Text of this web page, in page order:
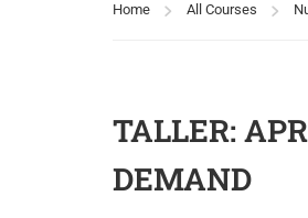
Home All Courses
TALLER:
DEMAND